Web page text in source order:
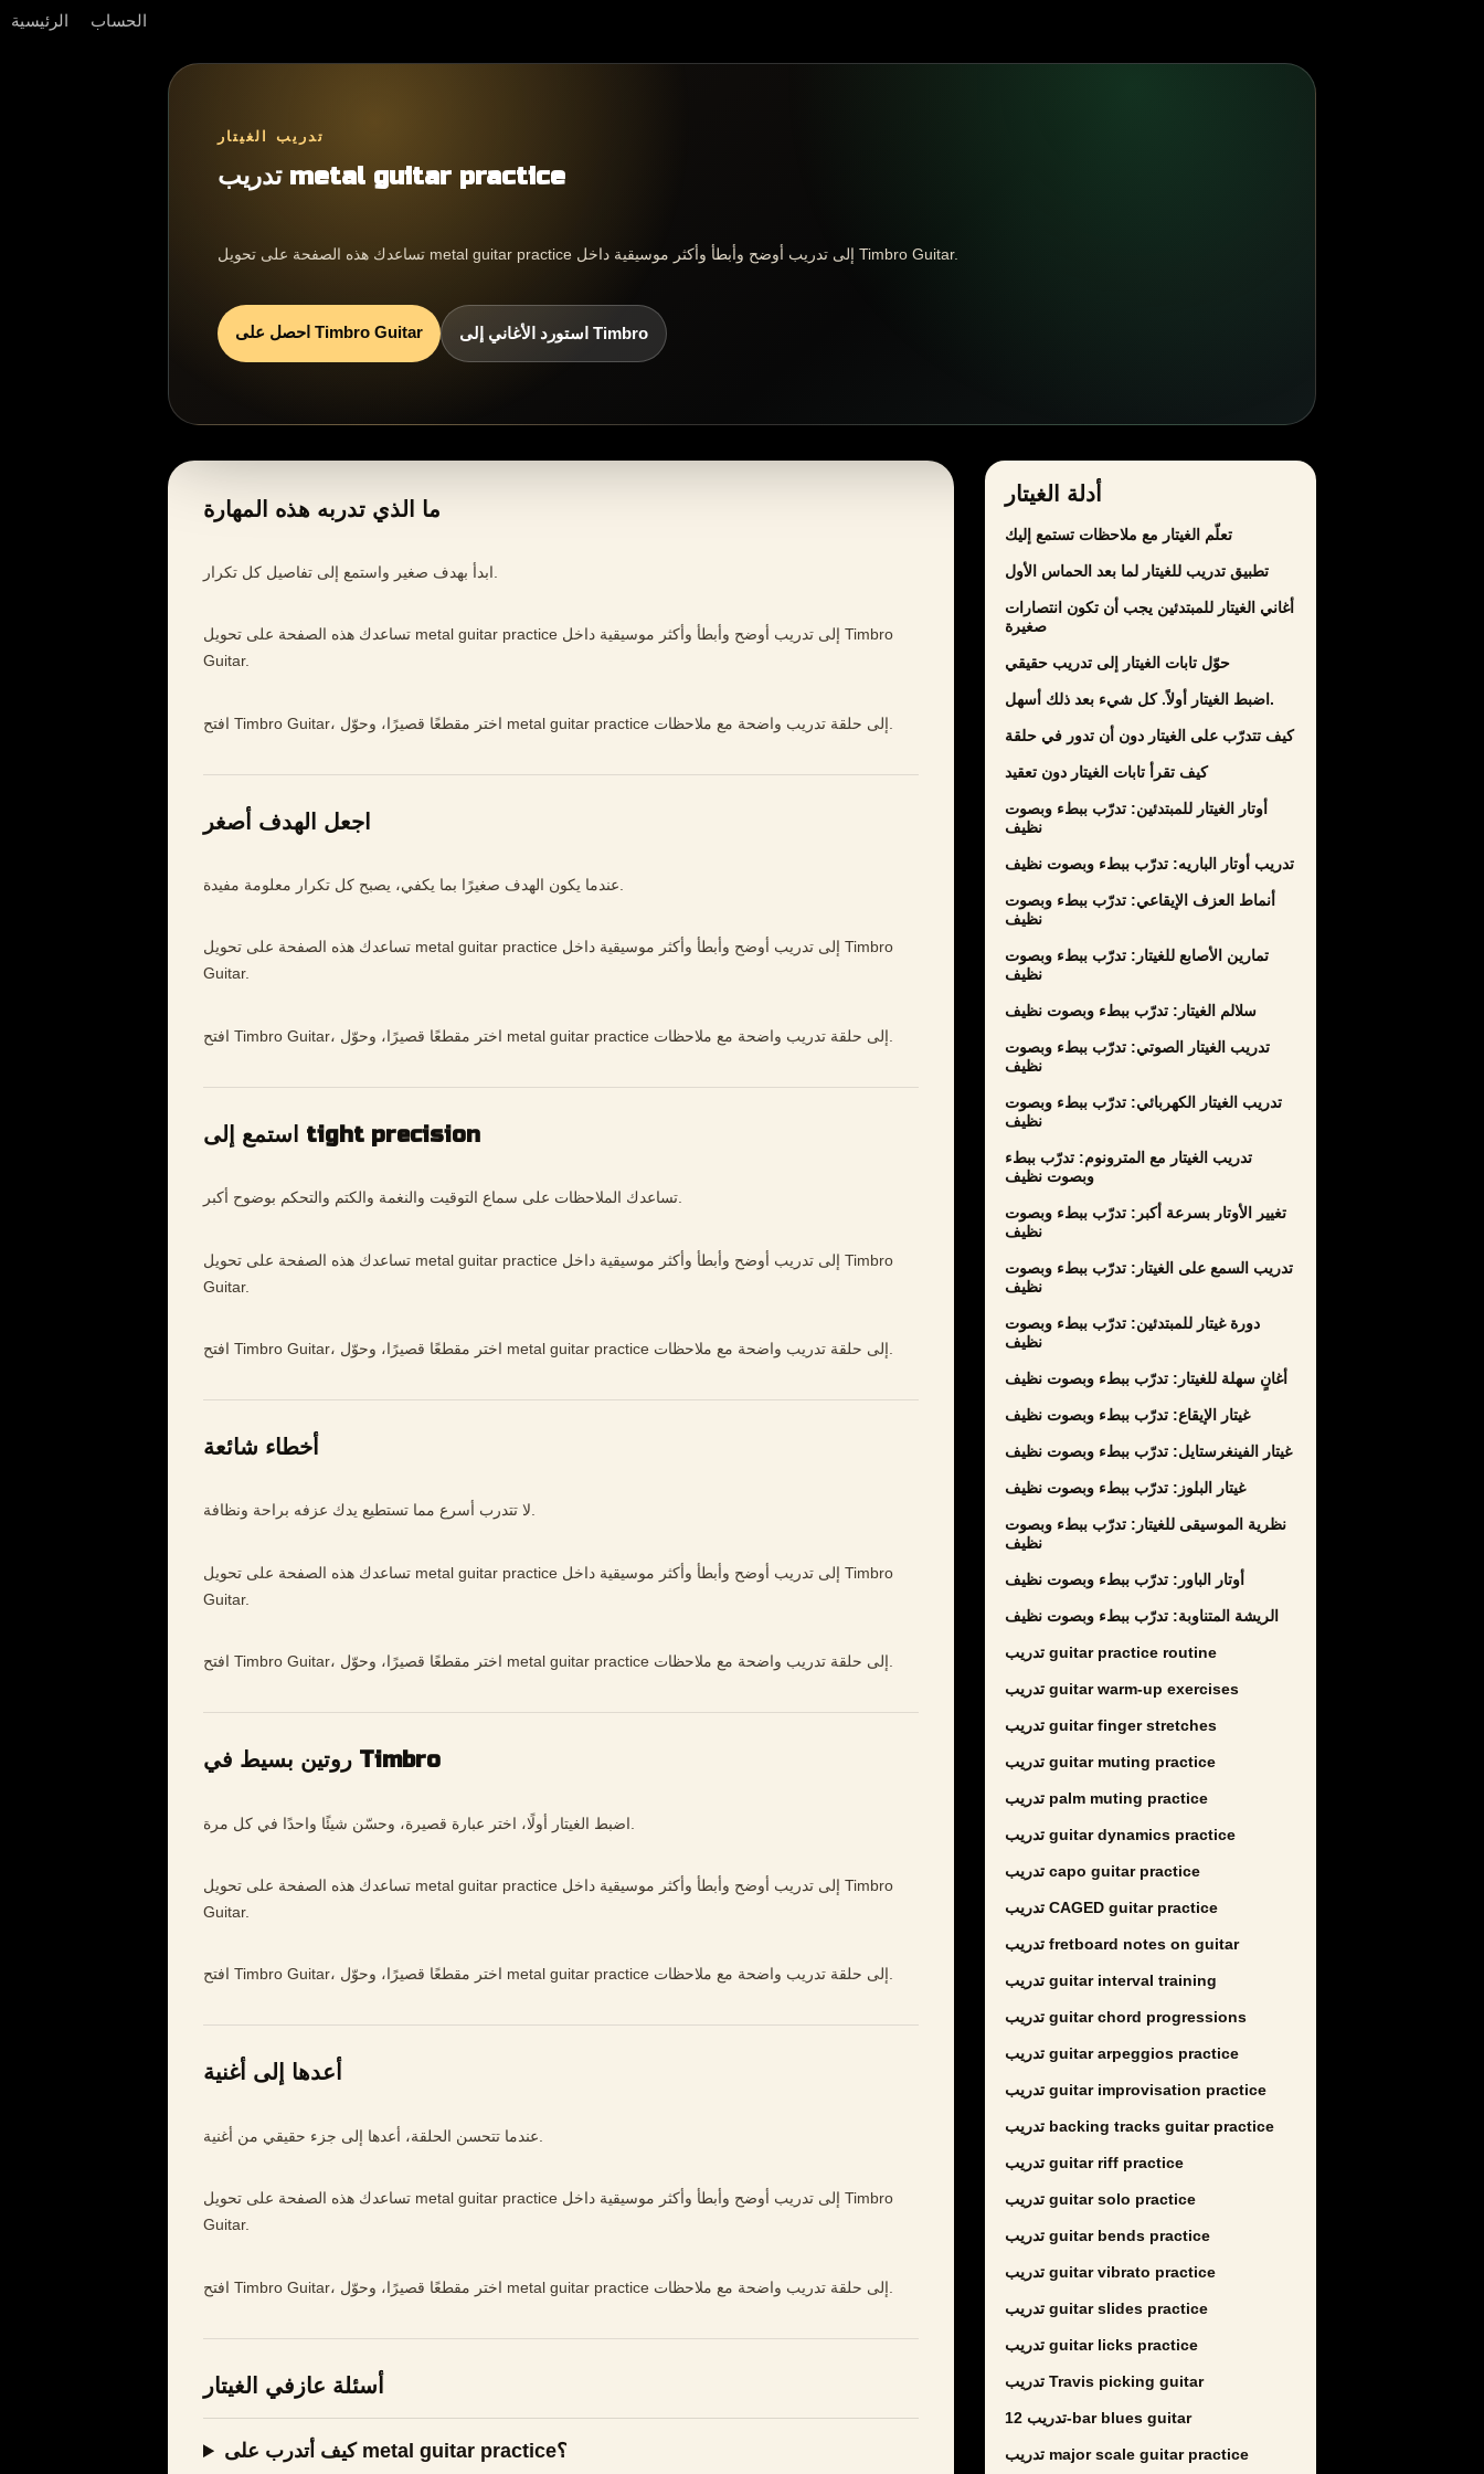
الرئيسية الحساب
تدريب الغيتار
تدريب metal guitar practice
تساعدك هذه الصفحة على تحويل metal guitar practice إلى تدريب أوضح وأبطأ وأكثر موسيقية داخل Timbro Guitar.
احصل على Timbro Guitar استورد الأغاني إلى Timbro
ما الذي تدربه هذه المهارة
تساعدك هذه الصفحة على تحويل metal guitar practice إلى تدريب أوضح وأبطأ وأكثر موسيقية داخل Timbro
Guitar.
اجعل الهدف أصغر
تساعدك هذه الصفحة على تحويل metal guitar practice إلى تدريب أوضح وأبطأ وأكثر موسيقية داخل Timbro
Guitar.
استمع إلى tight precision
تساعدك الملاحظات على سماع التوقيت والنغمة والكتم والتحكم بوضوح أكبر.
تساعدك هذه الصفحة على تحويل metal guitar practice إلى تدريب أوضح وأبطأ وأكثر موسيقية داخل Timbro
Guitar.
أخطاء شائعة
لا تتدرب أسرع مما تستطيع يدك عزفه براحة ونظافة.
تساعدك هذه الصفحة على تحويل metal guitar practice إلى تدريب أوضح وأبطأ وأكثر موسيقية داخل Timbro
Guitar.
روتين بسيط في Timbro
تساعدك هذه الصفحة على تحويل metal guitar practice إلى تدريب أوضح وأبطأ وأكثر موسيقية داخل Timbro
Guitar.
افتح Timbro Guitar، اختر مقطعًا قصيرًا، وحوّل metal guitar practice إلى حلقة تدريب واضحة مع ملاحظات.
أعدها إلى أغنية
تساعدك هذه الصفحة على تحويل metal guitar practice إلى تدريب أوضح وأبطأ وأكثر موسيقية داخل Timbro
Guitar.
أسئلة عازفي الغيتار
كيف أتدرب على metal guitar practice؟
أدلة الغيتار
تعلّم الغيتار مع ملاحظات تستمع إليك
تطبيق تدريب للغيتار لما بعد الحماس الأول
أغاني الغيتار للمبتدئين يجب أن تكون انتصارات
صغيرة
حوّل تابات الغيتار إلى تدريب حقيقي
اضبط الغيتار أولاً. كل شيء بعد ذلك أسهل.
كيف تتدرّب على الغيتار دون أن تدور في حلقة
كيف تقرأ تابات الغيتار دون تعقيد
أوتار الغيتار للمبتدئين: تدرّب ببطء وبصوت
نظيف
تدريب أوتار الباريه: تدرّب ببطء وبصوت نظيف
أنماط العزف الإيقاعي: تدرّب ببطء وبصوت
نظيف
تمارين الأصابع للغيتار: تدرّب ببطء وبصوت
نظيف
سلالم الغيتار: تدرّب ببطء وبصوت نظيف
تدريب الغيتار الصوتي: تدرّب ببطء وبصوت
نظيف
تدريب الغيتار الكهربائي: تدرّب ببطء وبصوت
نظيف
تدريب الغيتار مع المترونوم: تدرّب ببطء
وبصوت نظيف
تغيير الأوتار بسرعة أكبر: تدرّب ببطء وبصوت
نظيف
تدريب السمع على الغيتار: تدرّب ببطء وبصوت
نظيف
دورة غيتار للمبتدئين: تدرّب ببطء وبصوت
نظيف
أغانٍ سهلة للغيتار: تدرّب ببطء وبصوت نظيف
غيتار الإيقاع: تدرّب ببطء وبصوت نظيف
غيتار الفينغرستايل: تدرّب ببطء وبصوت نظيف
غيتار البلوز: تدرّب ببطء وبصوت نظيف
نظرية الموسيقى للغيتار: تدرّب ببطء وبصوت
نظيف
أوتار الباور: تدرّب ببطء وبصوت نظيف
الريشة المتناوبة: تدرّب ببطء وبصوت نظيف
تدريب guitar practice routine
تدريب guitar warm-up exercises
تدريب guitar finger stretches
تدريب guitar muting practice
تدريب palm muting practice
تدريب guitar dynamics practice
تدريب capo guitar practice
تدريب CAGED guitar practice
تدريب fretboard notes on guitar
تدريب guitar interval training
تدريب guitar chord progressions
تدريب guitar arpeggios practice
تدريب guitar improvisation practice
تدريب backing tracks guitar practice
تدريب guitar riff practice
تدريب guitar solo practice
تدريب guitar bends practice
تدريب guitar vibrato practice
تدريب guitar slides practice
تدريب guitar licks practice
تدريب Travis picking guitar
تدريب 12-bar blues guitar
تدريب major scale guitar practice